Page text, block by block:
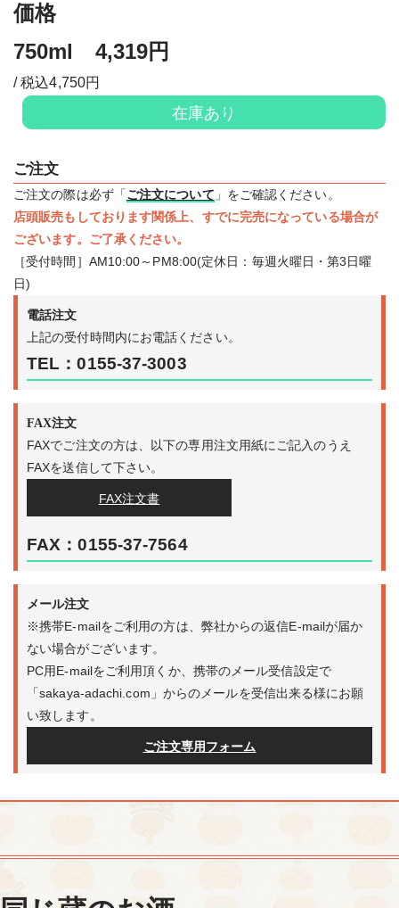
価格
750ml 4,319円
/ 税込4,750円
在庫あり
ご注文
ご注文の際は必ず「ご注文について 」をご確認ください。
店頭販売もしております関係上、すでに完売になっている場合が
ございます。ご了承ください。
［受付時間］AM10:00～PM8:00(定休日：毎週火曜日・第3日曜
日)
電話注文
上記の受付時間内にお電話ください。
TEL：0155-37-3003
FAX注文
FAXでご注文の方は、以下の専用注文用紙にご記入のうえ
FAXを送信して下さい。
FAX注文書
FAX：0155-37-7564
メール注文
※携帯E-mailをご利用の方は、弊社からの返信E-mailが届か
ない場合がございます。
PC用E-mailをご利用頂くか、携帯のメール受信設定で
「sakaya-adachi.com」からのメールを受信出来る様にお願
い致します。
ご注文専用フォーム